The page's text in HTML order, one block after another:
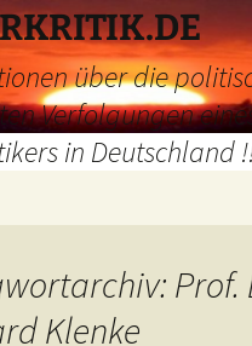
über die
Verfolgungen
in Deutschland
Prof.
Klenke